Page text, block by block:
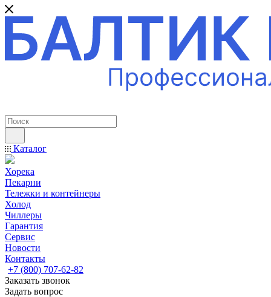
Каталог
Хорека
Пекарни
Тележки и контейнеры
Холод
Чиллеры
Гарантия
Сервис
Новости
Контакты
+7 (800) 707-62-82
Заказать звонок
Задать вопрос